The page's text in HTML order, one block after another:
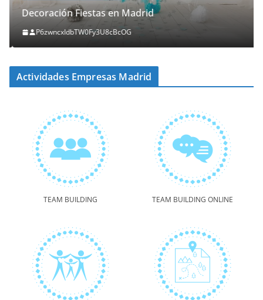
Decoración Fiestas en Madrid
P6zwncxIdbTW0Fy3U8cBcOG
Actividades Empresas Madrid
TEAM BUILDING TEAM BUILDING ONLINE